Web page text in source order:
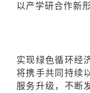
以产学研合作新
实现绿色循环经
将携手共同持续
服务升级，不断